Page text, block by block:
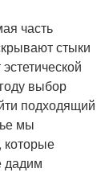
часть
стыки
выбор
подходящий
мы
которые
дадим